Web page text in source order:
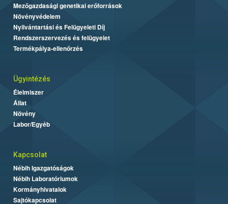
Mezőgazdasági genetikai erőforrások
Növényvédelem
Nyilvántartási és Felügyeleti Díj
Rendszerszervezés és felügyelet
Termékpálya-ellenőrzés
Ügyintézés
Élelmiszer
Állat
Növény
Labor/Egyéb
Kapcsolat
Nébih Igazgatóságok
Nébih Laboratóriumok
Kormányhivatalok
Sajtókapcsolat